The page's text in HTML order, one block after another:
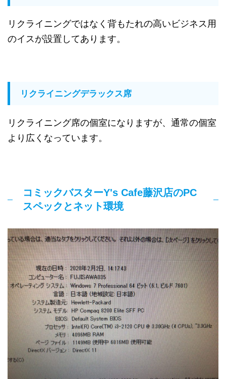
リクライニングではなく背もたれの高いビジネス用
のイスが設置してあります。
リクライニングデラックス席
リクライニング席の個室になりますが、通常の個室
より広くなっています。
コミックバスターY's Cafe藤沢店のPC
スペックとネット環境